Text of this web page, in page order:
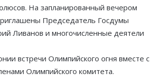
На запланированный вечером
Председатель Госдумы
Ливанов и многочисленные деятели
встречи Олимпийского огня вместе с
Олимпийского комитета.